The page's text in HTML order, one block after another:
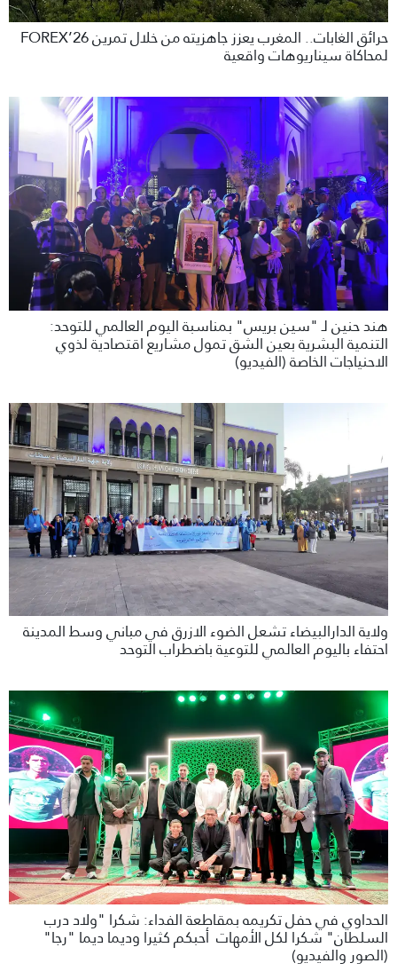
حرائق الغابات.. المغرب يعزز جاهزيته من خلال تمرين FOREX’26
لمحاكاة سيناريوهات واقعية
هند حنين لـ "سين بريس" بمناسبة اليوم العالمي للتوحد:
التنمية البشرية بعين الشق تمول مشاريع اقتصادية لذوي
الاحنياجات الخاصة (الفيديو)
ولاية الدارالبيضاء تشعل الضوء الازرق في مباني وسط المدينة
احتفاء باليوم العالمي للتوعية باضطراب التوحد
الحداوي في حفل تكريمه بمقاطعة الفداء: شكرا "ولاد درب
السلطان" شكرا لكل الأمهات أحبكم كثيرا وديما ديما "رجا"
(الصور والفيديو)